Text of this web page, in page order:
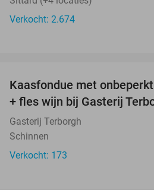
Verkocht: 2.674
Kaasfondue met
+ fles wijn bij Gasterij
Gasterij Terborgh
Schinnen
Verkocht: 173